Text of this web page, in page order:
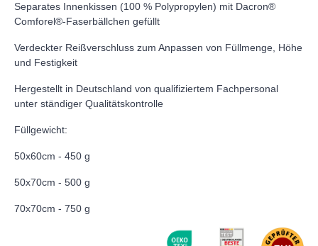
Separates Innenkissen (100 % Polypropylen) mit Dacron®
Comforel®-Faserbällchen gefüllt
Verdeckter Reißverschluss zum Anpassen von Füllmenge, Höhe
und Festigkeit
Hergestellt in Deutschland von qualifiziertem Fachpersonal
unter ständiger Qualitätskontrolle
Füllgewicht:
50x60cm - 450 g
50x70cm - 500 g
70x70cm - 750 g